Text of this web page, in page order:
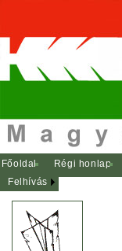
Főoldal Régi honlap
Felhívás